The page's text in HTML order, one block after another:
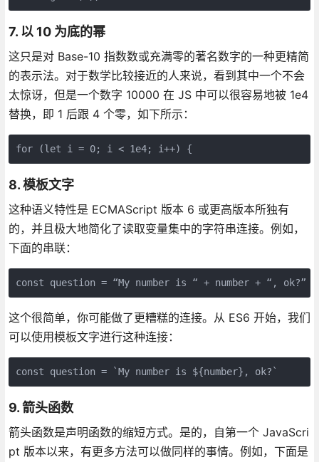
7. 以 10 为底的幂
这只是对 Base-10 指数数或充满零的著名数字的一种更精简
的表示法。对于数学比较接近的人来说，看到其中一个不会
太惊讶，但是一个数字 10000 在 JS 中可以很容易地被 1e4
替换，即 1 后跟 4 个零，如下所示：
for (let i = 0; i < 1e4; i++) {
8. 模板文字
这种语义特性是 ECMAScript 版本 6 或更高版本所独有
的，并且极大地简化了读取变量集中的字符串连接。例如，
下面的串联：
const question = “My number is “ + number + “, ok?”
这个很简单，你可能做了更糟糕的连接。从 ES6 开始，我们
可以使用模板文字进行这种连接：
const question = `My number is ${number}, ok?`
9. 箭头函数
箭头函数是声明函数的缩短方式。是的，自第一个 JavaScri
pt 版本以来，有更多方法可以做同样的事情。例如，下面是